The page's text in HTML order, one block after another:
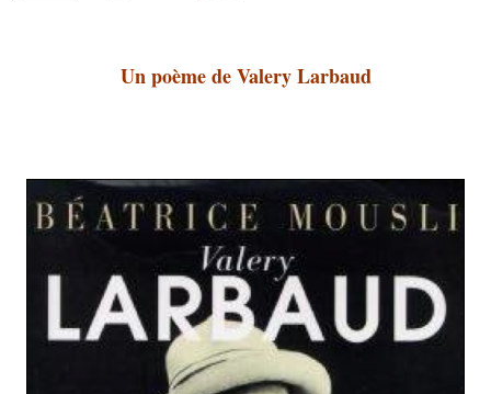
Un poème de Valery Larbaud